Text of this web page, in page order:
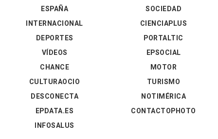
ESPAÑA
INTERNACIONAL
DEPORTES
VÍDEOS
SOCIEDAD
CIENCIAPLUS
PORTALTIC
EPSOCIAL
CHANCE
CULTURAOCIO
DESCONECTA
EPDATA.ES
INFOSALUS
MOTOR
TURISMO
NOTIMÉRICA
CONTACTOPHOTO